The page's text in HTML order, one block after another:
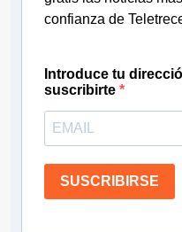
confianza de
Introduce tu
suscribirte
SUSCRIBIRSE